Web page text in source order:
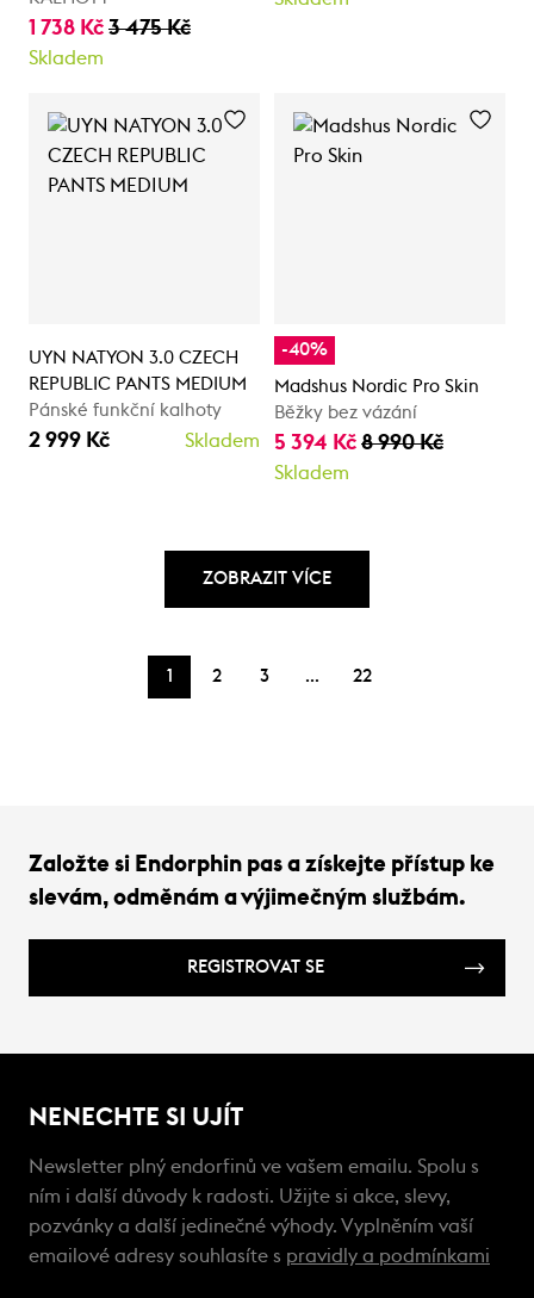
1 738 Kč 3 475 Kč
Skladem
UYN NATYON 3.0 CZECH
REPUBLIC PANTS MEDIUM
Pánské funkční kalhoty
2 999 Kč Skladem
-40%
Madshus Nordic Pro Skin
Běžky bez vázání
5 394 Kč 8 990 Kč
Skladem
ZOBRAZIT VÍCE
1 2 3 … 22
Založte si Endorphin pas a získejte přístup ke
slevám, odměnám a výjimečným službám.
REGISTROVAT SE
NENECHTE SI UJÍT
Newsletter plný endorfinů ve vašem emailu. Spolu s
ním i další důvody k radosti. Užijte si akce, slevy,
pozvánky a další jedinečné výhody. Vyplněním vaší
emailové adresy souhlasíte s pravidly a podmínkami